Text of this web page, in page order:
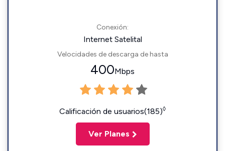
Conexión:
Internet Satelital
Velocidades de descarga de hasta
400Mbps
Calificación de usuarios(185)◊
Ver Planes